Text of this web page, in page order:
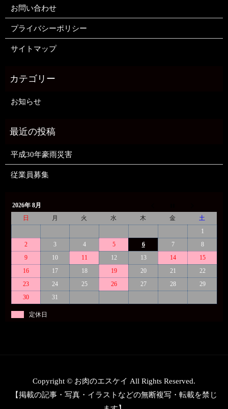
お問い合わせ
プライバシーポリシー
サイトマップ
お知らせ
平成30年豪雨災害
従業員募集
2026年 8月
日
月 火 水 木 金
土
1
2
3 4 5 6 7
8
9
10 11 12 13 14
15
16
17 18 19 20 21
22
23
24 25 26 27 28
29
30
31
定休日
Copyright © お肉のエスケイ All Rights Reserved.
【掲載の記事・写真・イラストなどの無断複写・転載を禁じ